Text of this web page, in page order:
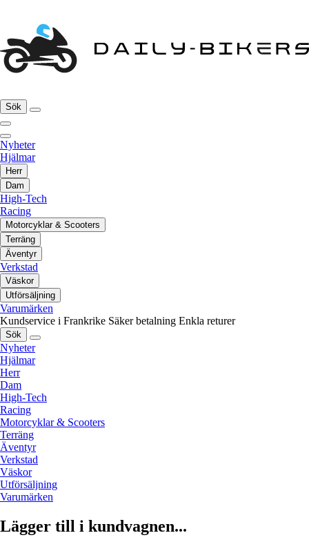
Sök
Nyheter
Hjälmar
Herr
Dam
High-Tech
Racing
Motorcyklar & Scooters
Terräng
Äventyr
Verkstad
Väskor
Utförsäljning
Varumärken
Kundservice i Frankrike Säker betalning Enkla returer
Sök
Nyheter
Hjälmar
Herr
Dam
High-Tech
Racing
Motorcyklar & Scooters
Terräng
Äventyr
Verkstad
Väskor
Utförsäljning
Varumärken
Lägger till i kundvagnen...